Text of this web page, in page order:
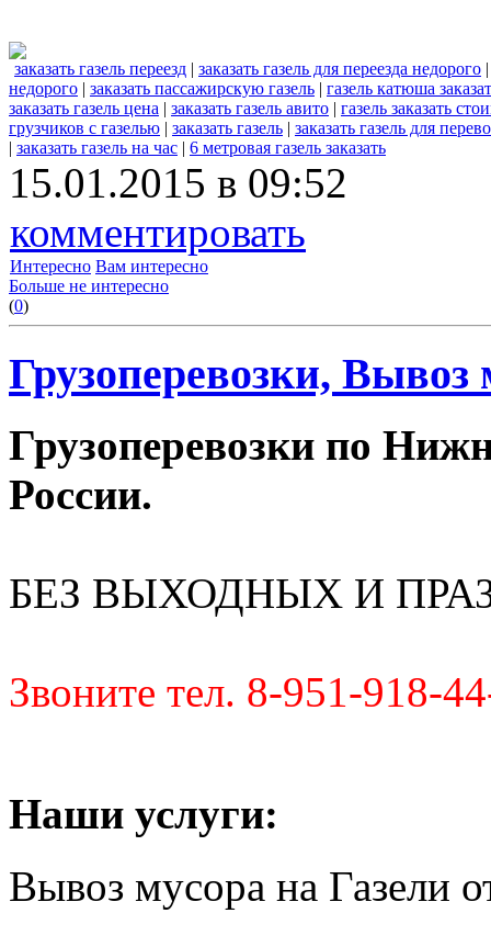
заказать газель переезд | заказать газель для переезда недорого
недорого | заказать пассажирскую газель | газель катюша
заказать газель цена | заказать газель авито | газель заказать
грузчиков с газелью | заказать газель | заказать газель для
| заказать газель на час | 6 метровая газель заказать
15.01.2015 в 09:52
комментировать
Интересно Вам интересно
Больше не интересно
(0)
Грузоперевозки,
Грузоперевозки по
России.
БЕЗ ВЫХОДНЫХ И
Звоните тел. 8-951-918-
Наши услуги:
Вывоз мусора на Газели